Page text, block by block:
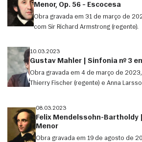
Menor, Op. 56 – Escocesa
Obra gravada em 31 de março de
com Sir Richard Armstrong (regente).
10.03.2023
Gustav Mahler | Sinfonia nº 3
Obra gravada em 4 de março de 2023,
Thierry Fischer (regente) e Anna
08.03.2023
Felix Mendelssohn-Bartholdy
Menor
Obra gravada em 19 de agosto de